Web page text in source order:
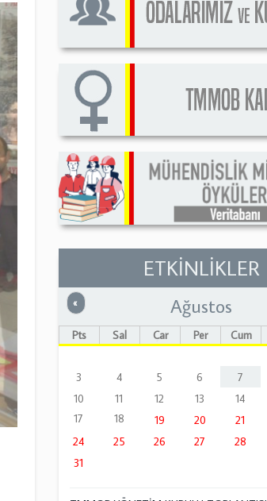
ETKİNLİKLER
« Önceki Ağustos
Pts Sal Çar Per Cum
3
4 5 6 7
10
11 12 13 14
17
18 19 20 21
24
25 26 27 28
31